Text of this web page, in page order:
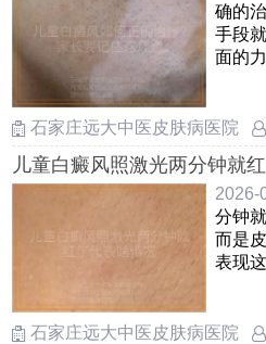
确的
手段
面的
石家庄远大中医皮肤病医院
儿童白癜风照激光两分钟就
2026-
分钟
而是
表现
石家庄远大中医皮肤病医院